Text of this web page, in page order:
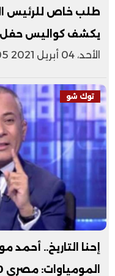
طلب خاص للرئيس
يكشف كواليس حفل
الأحد، 04 أبريل 2021 10:05 م
توك شو
إحنا التاريخ..
المومياوات: مصري 100%